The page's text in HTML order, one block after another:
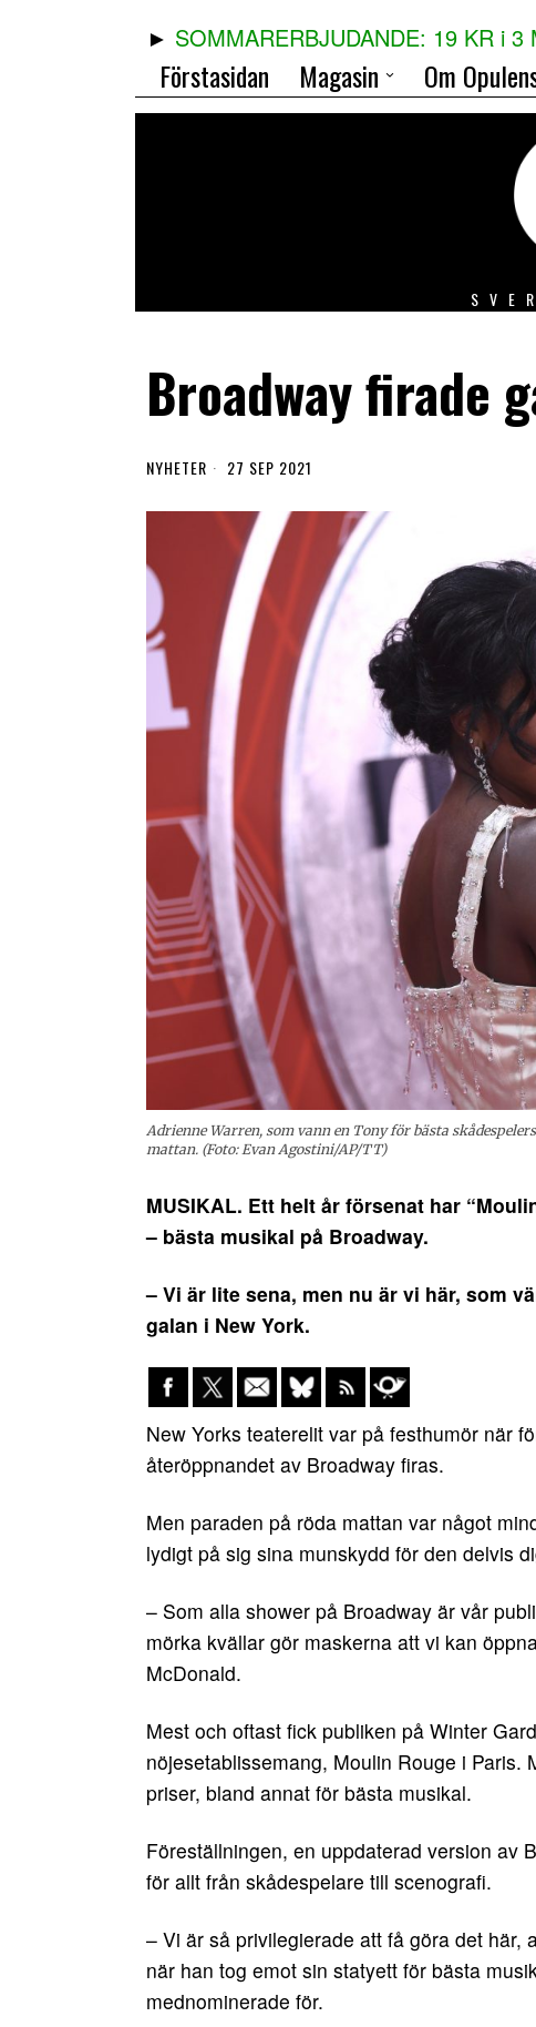
SOMMARERBJUDANDE: 19 KR i 3
Förstasidan Magasin Om
Broadway firade
NYHETER 27 SEP 2021
Adrienne Warren, som vann en Tony för bästa
mattan. (Foto: Evan Agostini/AP/TT)
MUSIKAL. Ett helt år försenat har
– bästa musikal på Broadway.
– Vi är lite sena, men nu är vi här, som
galan i New York.
New Yorks teaterelit var på festhumör när
återöppnandet av Broadway firas.
Men paraden på röda mattan var något
lydigt på sig sina munskydd för den delvis
– Som alla shower på Broadway är vår
mörka kvällar gör maskerna att vi kan
McDonald.
Mest och oftast fick publiken på Winter
nöjesetablissemang, Moulin Rouge i
priser, bland annat för bästa musikal.
Föreställningen, en uppdaterad version av
för allt från skådespelare till scenografi.
– Vi är så privilegierade att få göra det här,
när han tog emot sin statyett för bästa
mednominerade för.